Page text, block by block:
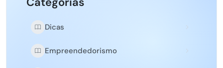
Dicas
Empreendedorismo